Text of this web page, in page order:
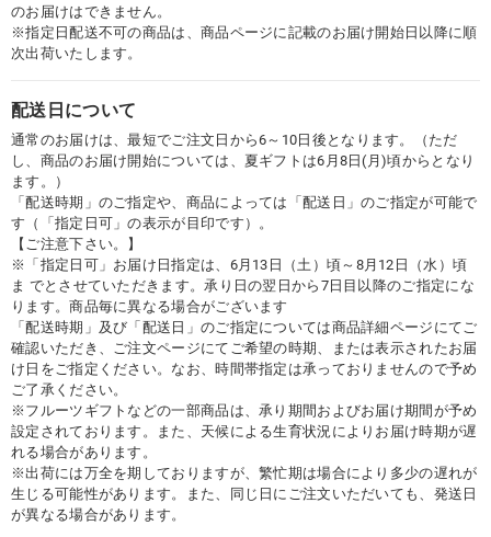
のお届けはできません。
※指定日配送不可の商品は、商品ページに記載のお届け開始日以降に順
次出荷いたします。
配送日について
通常のお届けは、最短でご注文日から6～10日後となります。（ただ
し、商品のお届け開始については、夏ギフトは6月8日(月)頃からとなり
ます。）
「配送時期」のご指定や、商品によっては「配送日」のご指定が可能で
す（「指定日可」の表示が目印です）。
【ご注意下さい。】
※「指定日可」お届け日指定は、6月13日（土）頃～8月12日（水）頃
ま でとさせていただきます。承り日の翌日から7日目以降のご指定にな
ります。商品毎に異なる場合がございます
「配送時期」及び「配送日」のご指定については商品詳細ページにてご
確認いただき、ご注文ページにてご希望の時期、または表示されたお届
け日をご指定ください。なお、時間帯指定は承っておりませんので予め
ご了承ください。
※フルーツギフトなどの一部商品は、承り期間およびお届け期間が予め
設定されております。また、天候による生育状況によりお届け時期が遅
れる場合があります。
※出荷には万全を期しておりますが、繁忙期は場合により多少の遅れが
生じる可能性があります。また、同じ日にご注文いただいても、発送日
が異なる場合があります。